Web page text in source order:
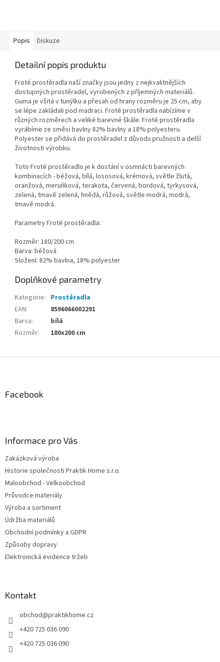
Popis Diskuze
Detailní popis produktu
Froté prostěradla naší značky jsou jedny z nejkvalitnějších
dostupných prostěradel, vyrobených z příjemných materiálů.
Guma je všitá v tunýlku a přesah od hrany rozměru je 25 cm, aby
se lépe zakládali pod madraci. Froté prostěradla nabízíme v
různých rozměrech a veliké barevné škále. Froté prostěradla
vyrábíme ze směsi bavlny 82% bavlny a 18% polyesteru.
Polyester se přidává do prostěradel z důvodu pružnosti a delší
životnosti výrobku.
Toto Froté prostěradlo je k dostání v osmnácti barevných
kombinacích - béžová, bílá, lososová, krémová, světle žlutá,
oranžová, meruňková, terakota, červená, bordová, tyrkysová,
zelená, tmavě zelená, hnědá, růžová, světle modrá, modrá,
tmavě modrá.
Parametry Froté prostěradla:
Rozměr: 180/200 cm
Barva: béžová
Složení: 82% bavlna, 18% polyester
Doplňkové parametry
Kategorie: Prostěradla
EAN:
8596066002291
Barva:
bílá
Rozměr: 180x200 cm
Facebook
Informace pro Vás
Zakázková výroba
Historie společnosti Praktik Home s.r.o.
Maloobchod - Velkoobchod
Průvodce materiály
Výroba a sortiment
Údržba materiálů
Obchodní podmínky a GDPR
Způsoby dopravy
Elektronická evidence tržeb
Kontakt
obchod@praktikhome.cz
+420 725 036 090
+420 725 036 090